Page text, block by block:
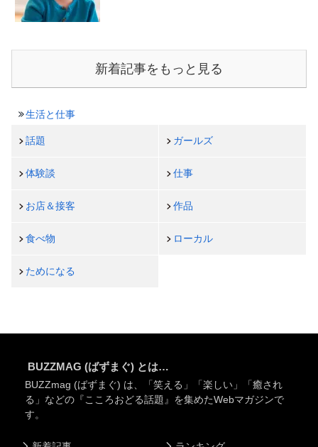
新着記事をもっと見る
生活と仕事
話題 ガールズ
体験談 仕事
お店＆接客 作品
食べ物 ローカル
ためになる
BUZZMAG (ばずまぐ) とは…
BUZZmag (ばずまぐ) は、「笑える」「楽しい」「癒され
る」などの『こころおどる話題』を集めたWebマガジンで
す。